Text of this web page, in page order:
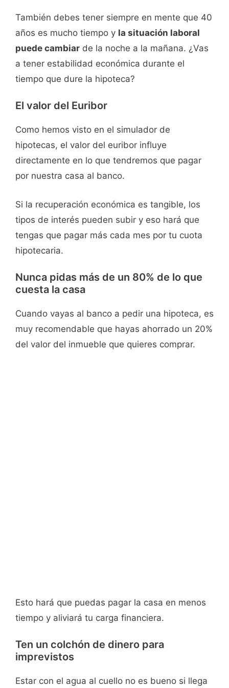
También debes tener siempre en mente que 40
años es mucho tiempo y la situación laboral
puede cambiar de la noche a la mañana. ¿Vas
a tener estabilidad económica durante el
tiempo que dure la hipoteca?
El valor del Euribor
Como hemos visto en el simulador de
hipotecas, el valor del euribor influye
directamente en lo que tendremos que pagar
por nuestra casa al banco.
Si la recuperación económica es tangible, los
tipos de interés pueden subir y eso hará que
tengas que pagar más cada mes por tu cuota
hipotecaria.
Nunca pidas más de un 80% de lo que
cuesta la casa
Cuando vayas al banco a pedir una hipoteca, es
muy recomendable que hayas ahorrado un 20%
del valor del inmueble que quieres comprar.
Esto hará que puedas pagar la casa en menos
tiempo y aliviará tu carga financiera.
Ten un colchón de dinero para
imprevistos
Estar con el agua al cuello no es bueno si llega